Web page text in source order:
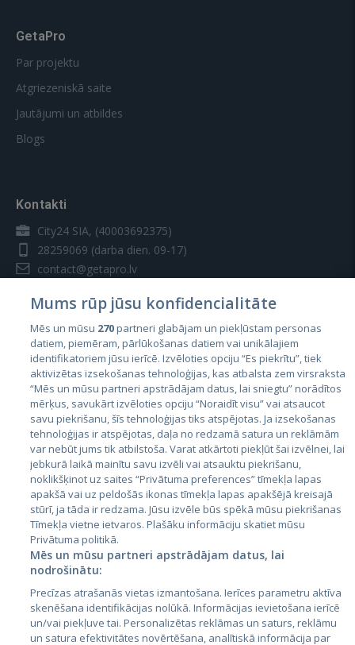
GetaPro
Par projektu
Atgriezeniskā saite
Jautājumi un atbildes
Blogs
Kontakti
City24 SIA, (40003692375)
28259069 (darba dien. 09-17)
contact@getapro.lv
Valstis
Igaunija
Latvija
Lietuva
City24.lv
City24.ee
GetaPro.lv
CVbankas.lt
Kainos.lt
Paslaugos.lt
Mums rūp jūsu konfidencialitāte
Mēs un mūsu 270partneri glabājam un piekļūstam personas
datiem, piemēram, pārlūkošanas datiem vai unikālajiem
identifikatoriem jūsu ierīcē. Izvēloties opciju “Es piekrītu”, tiek
aktivizētas izsekošanas tehnoloģijas, kas atbalsta zem virsraksta
“Mēs un mūsu partneri apstrādājam datus, lai sniegtu” norādītos
mērķus, savukārt izvēloties opciju “Noraidīt visu” vai atsaucot
savu piekrišanu, šīs tehnoloģijas tiks atspējotas. Ja izsekošanas
tehnoloģijas ir atspējotas, daļa no redzamā satura un reklāmām
var nebūt jums tik atbilstoša. Varat atkārtoti piekļūt šai izvēlnei, lai
jebkurā laikā mainītu savu izvēli vai atsauktu piekrišanu,
noklikšķinot uz saites “Privātuma preferences” tīmekļa lapas
apakšā vai uz peldošās ikonas tīmekļa lapas apakšējā kreisajā
stūrī, ja tāda ir redzama. Jūsu izvēle būs spēkā mūsu piekrišanas
Tīmekļa vietne ietvaros. Plašāku informāciju skatiet mūsu
Privātuma politikā.
Mēs un mūsu partneri apstrādājam datus, lai
nodrošinātu:
Precīzas atrašanās vietas izmantošana. Ierīces parametru aktīva
skenēšana identifikācijas nolūkā. Informācijas ievietošana ierīcē
un/vai piekļuve tai. Personalizētas reklāmas un saturs, reklāmu
un satura efektivitātes novērtēšana, analītiskā informācija par